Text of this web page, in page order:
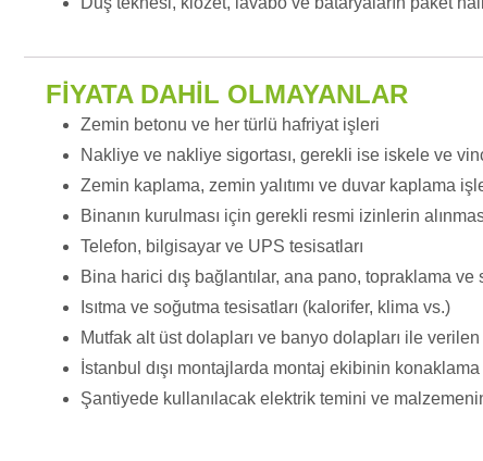
FİYATA DAHİL OLMAYANLAR
Zemin betonu ve her türlü hafriyat işleri
Nakliye ve nakliye sigortası, gerekli ise iskele ve
Zemin kaplama, zemin yalıtımı ve duvar kaplama
Binanın kurulması için gerekli resmi izinlerin
Telefon, bilgisayar ve UPS tesisatları
Bina harici dış bağlantılar, ana pano, topraklama
Isıtma ve soğutma tesisatları (kalorifer, klima vs.)
Mutfak alt üst dolapları ve banyo dolapları ile
İstanbul dışı montajlarda montaj ekibinin konaklama
Şantiyede kullanılacak elektrik temini ve